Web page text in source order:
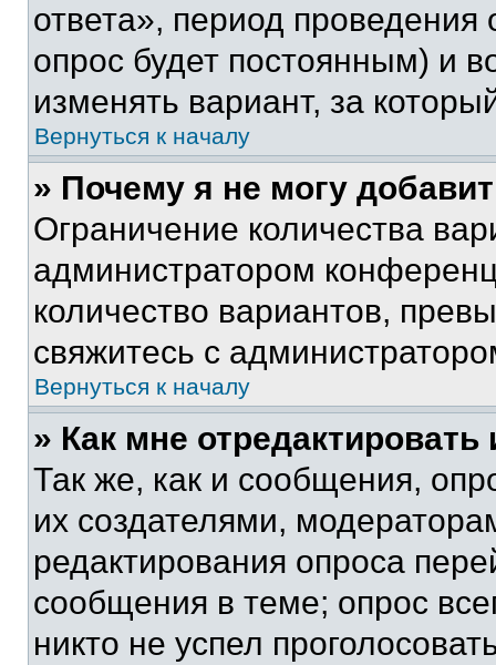
ответа», период проведения
опрос будет постоянным) и
изменять вариант, за
Вернуться к началу
» Почему я не могу
Ограничение количества
администратором
количество вариантов,
свяжитесь с
Вернуться к началу
» Как мне
Так же, как и сообщения,
их создателями,
редактирования опроса
сообщения в теме; опрос
никто не успел